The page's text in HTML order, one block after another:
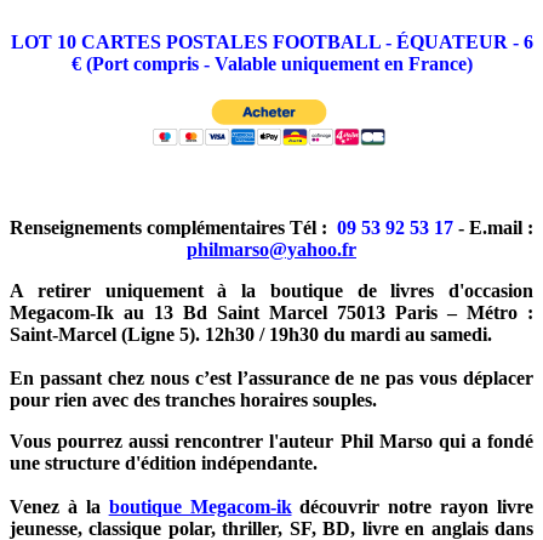
LOT 10 CARTES POSTALES FOOTBALL - ÉQUATEUR - 6
€ (Port compris - Valable uniquement en France)
Renseignements complémentaires Tél : 09 53 92 53 17 - E.mail :
philmarso@yahoo.fr
A retirer uniquement à la boutique de livres d'occasion
Megacom-Ik au 13 Bd Saint Marcel 75013 Paris – Métro :
Saint-Marcel (Ligne 5). 12h30 / 19h30 du mardi au samedi.
En passant chez nous c’est l’assurance de ne pas vous déplacer
pour rien avec des tranches horaires souples.
Vous pourrez aussi rencontrer l'auteur Phil Marso qui a fondé
une structure d'édition indépendante.
Venez à la boutique Megacom-ikdécouvrir notre rayon livre
jeunesse, classique polar, thriller, SF, BD, livre en anglais dans